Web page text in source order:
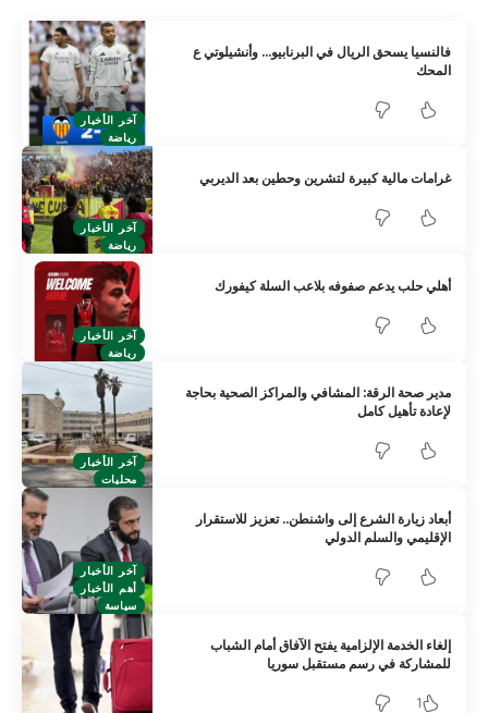
آخر الأخبار
رياضة
فالنسيا يسحق الريال في البرنابيو… وأنشيلوتي ع
المحك
آخر الأخبار
رياضة
غرامات مالية كبيرة لتشرين وحطين بعد الديربي
آخر الأخبار
رياضة
أهلي حلب يدعم صفوفه بلاعب السلة كيفورك
آخر الأخبار
محليات
مدير صحة الرقة: المشافي والمراكز الصحية بحاجة
لإعادة تأهيل كامل
آخر الأخبار
أهم الأخبار
سياسة
أبعاد زيارة الشرع إلى واشنطن.. تعزيز للاستقرار
الإقليمي والسلم الدولي
إلغاء الخدمة الإلزامية يفتح الآفاق أمام الشباب
للمشاركة في رسم مستقبل سوريا
1